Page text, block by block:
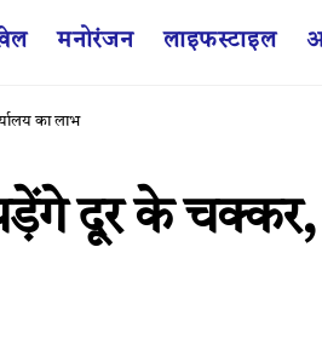
मनोरंजन लाइफस्टाइल
का लाभ
दूर के चक्कर,